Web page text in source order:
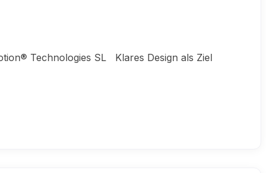
Technologies SL Klares Design als Ziel